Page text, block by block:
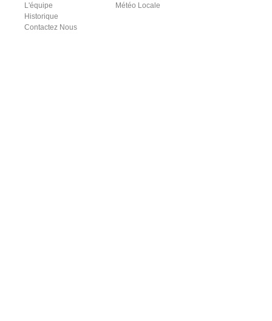
L'équipe
Historique
Contactez Nous
Météo Locale